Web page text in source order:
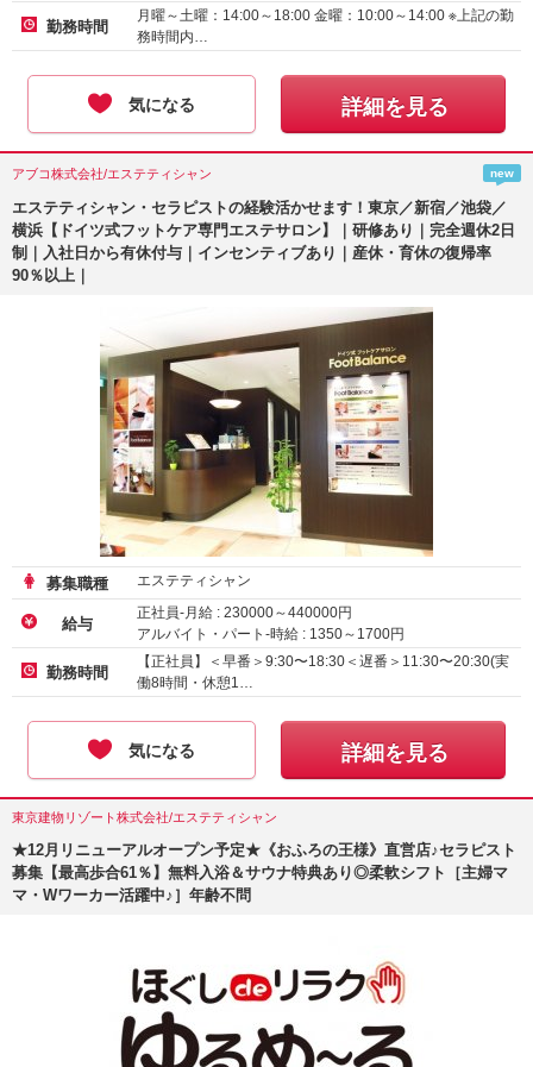
勤務時間
月曜～土曜：14:00～18:00 金曜：10:00～14:00 ※上記の勤
務時間内…
気になる 詳細を見る
アブコ株式会社/エステティシャン new
エステティシャン・セラピストの経験活かせます！東京／新宿／池袋／
横浜【ドイツ式フットケア専門エステサロン】｜研修あり｜完全週休2日
制｜入社日から有休付与｜インセンティブあり｜産休・育休の復帰率
90％以上｜
募集職種 エステティシャン
給与
正社員-月給 : 230000～440000円
アルバイト・パート-時給 : 1350～ 1700円
勤務時間
【正社員】＜早番＞9:30〜18:30＜遅番＞11:30〜20:30(実
働8時間・休憩1…
気になる 詳細を見る
東京建物リゾート株式会社/エステティシャン
★12月リニューアルオープン予定★《おふろの王様》直営店♪セラピスト
募集【最高歩合61％】無料入浴＆サウナ特典あり◎柔軟シフト［主婦マ
マ・Wワーカー活躍中♪］年齢不問